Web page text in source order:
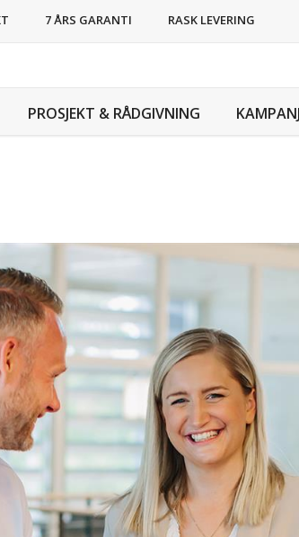
7 ÅRS GARANTI RASK LEVERING
PROSJEKT & RÅDGIVNING